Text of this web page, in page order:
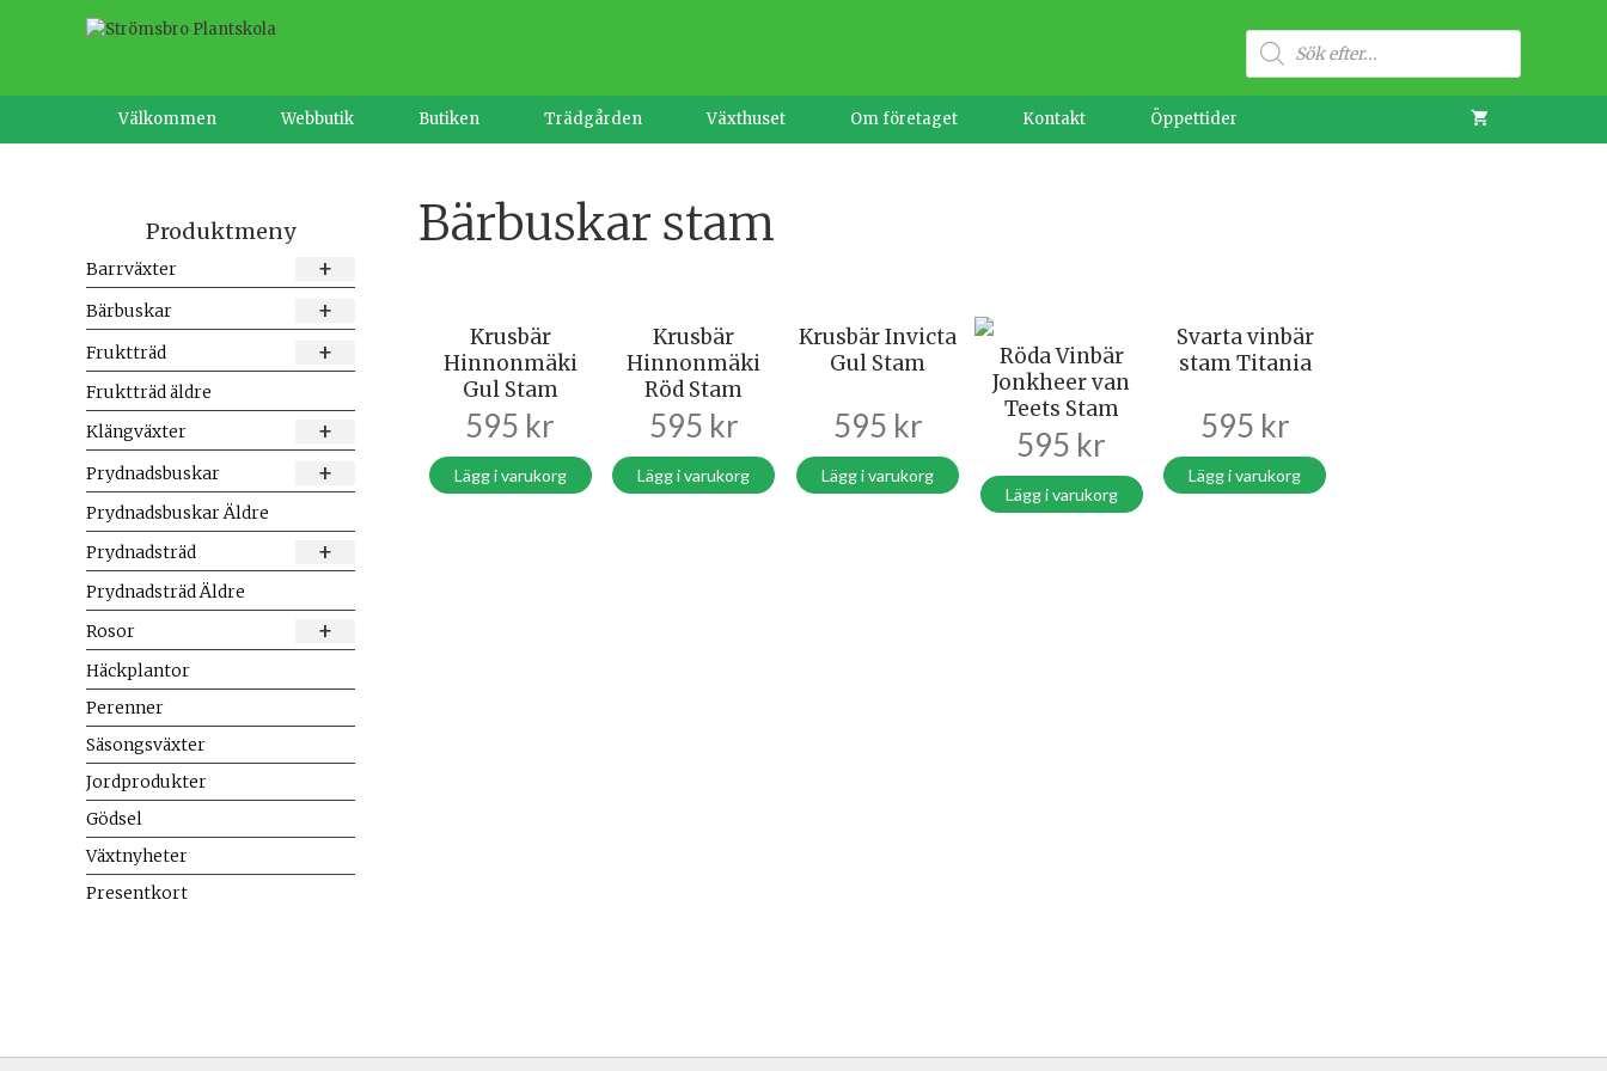
Produktsökning
Välkommen Webbutik Butiken Trädgården Växthuset Om företaget Kontakt Öppettider
Bärbuskar stam
Krusbär
Hinnonmäki
Gul Stam
595 kr
Lägg i varukorg
Krusbär
Hinnonmäki
Röd Stam
595 kr
Lägg i varukorg
Krusbär Invicta
Gul Stam
595 kr
Lägg i varukorg
Röda Vinbär
Jonkheer van
Teets Stam
595 kr
Lägg i varukorg
Svarta vinbär
stam Titania
595 kr
Lägg i varukorg
Produktmeny
+
Barrväxter
+
Bärbuskar
+
Fruktträd
Fruktträd äldre
+
Klängväxter
+
Prydnadsbuskar
Prydnadsbuskar Äldre
+
Prydnadsträd
Prydnadsträd Äldre
+
Rosor
Häckplantor
Perenner
Säsongsväxter
Jordprodukter
Gödsel
Växtnyheter
Presentkort